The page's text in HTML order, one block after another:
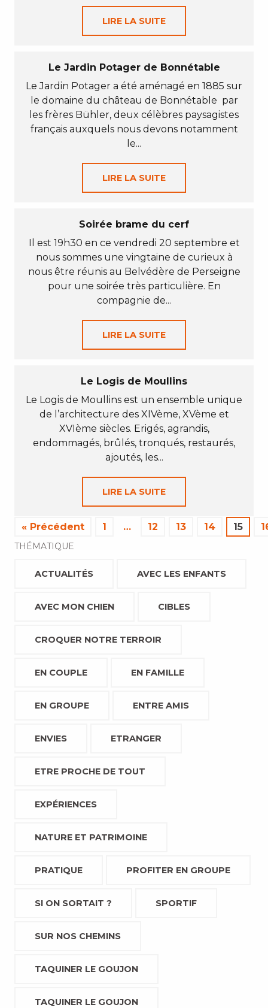
LIRE LA SUITE
Le Jardin Potager de Bonnétable
Le Jardin Potager a été aménagé en 1885 sur
le domaine du château de Bonnétable par
les frères Bühler, deux célèbres paysagistes
français auxquels nous devons notamment
le...
LIRE LA SUITE
Soirée brame du cerf
Il est 19h30 en ce vendredi 20 septembre et
nous sommes une vingtaine de curieux à
nous être réunis au Belvédère de Perseigne
pour une soirée très particulière. En
compagnie de...
LIRE LA SUITE
Le Logis de Moullins
Le Logis de Moullins est un ensemble unique
de l’architecture des XIVème, XVème et
XVIème siècles. Erigés, agrandis,
endommagés, brûlés, tronqués, restaurés,
ajoutés, les...
LIRE LA SUITE
« Précédent 1 … 12 13 14 15
THÉMATIQUE
ACTUALITÉS AVEC LES ENFANTS
AVEC MON CHIEN CIBLES
CROQUER NOTRE TERROIR
EN COUPLE EN FAMILLE
EN GROUPE ENTRE AMIS
ENVIES ETRANGER
ETRE PROCHE DE TOUT
EXPÉRIENCES
NATURE ET PATRIMOINE
PRATIQUE PROFITER EN GROUPE
SI ON SORTAIT ? SPORTIF
SUR NOS CHEMINS
TAQUINER LE GOUJON
TAQUINER LE GOUJON